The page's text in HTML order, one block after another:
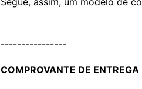
----------------
COMPROVANTE DE